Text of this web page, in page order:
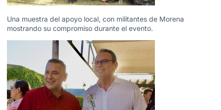
Una muestra del apoyo local, con militantes de Morena
mostrando su compromiso durante el evento.